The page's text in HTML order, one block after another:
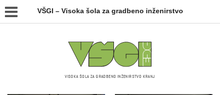
VŠGI – Visoka šola za gradbeno inženirstvo
VISOKA ŠOLA ZA GRADBENO INŽENIRSTVO KRANJ